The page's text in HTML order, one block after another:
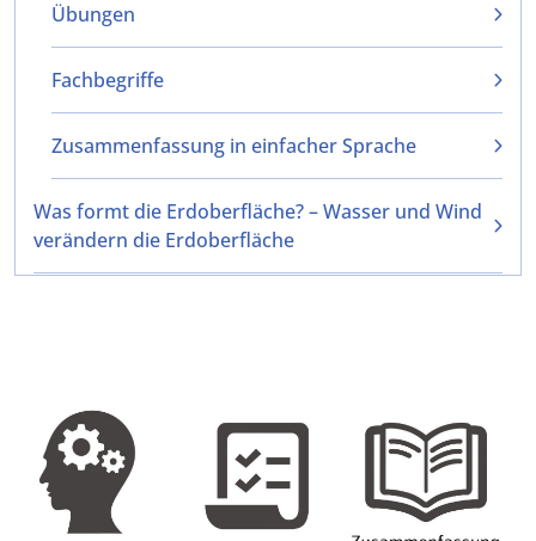
Übungen
Fachbegriffe
Zusammenfassung in einfacher Sprache
Was formt die Erdoberfläche? – Wasser und Wind
verändern die Erdoberfläche